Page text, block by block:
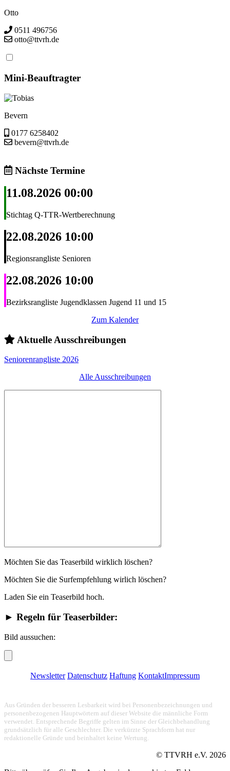
Otto
0511 496756
otto@ttvrh.de
Mini-Beauftragter
Tobias
Bevern
0177 6258402
bevern@ttvrh.de
Nächste Termine
11.08.2026 00:00
Stichtag Q-TTR-Wertberechnung
22.08.2026 10:00
Regionsrangliste Senioren
22.08.2026 10:00
Bezirksrangliste Jugendklassen Jugend 11 und 15
Zum Kalender
Aktuelle Ausschreibungen
Seniorenrangliste 2026
Alle Ausschreibungen
Möchten Sie das Teaserbild wirklich löschen?
Möchten Sie die Surfempfehlung wirlich löschen?
Laden Sie ein Teaserbild hoch.
► Regeln für Teaserbilder:
Bild aussuchen:
Newsletter Datenschutz Haftung KontaktImpressum
Aus Gründen der besseren Lesbarkeit wird bei Personenbezeichnungen und
personenbezogenen Hauptwörtern auf dieser Website die männliche Form
verwendet. Entsprechende Begriffe gelten im Sinne der Gleichbehandlung
grundsätzlich für alle Geschlechter. Die verkürzte Sprachform hat nur
redaktionelle Gründe und beinhaltet keine Wertung.
© TTVRH e.V. 2026